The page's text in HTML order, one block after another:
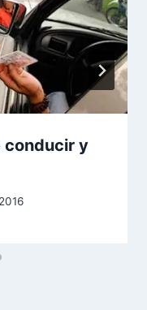
conducir y